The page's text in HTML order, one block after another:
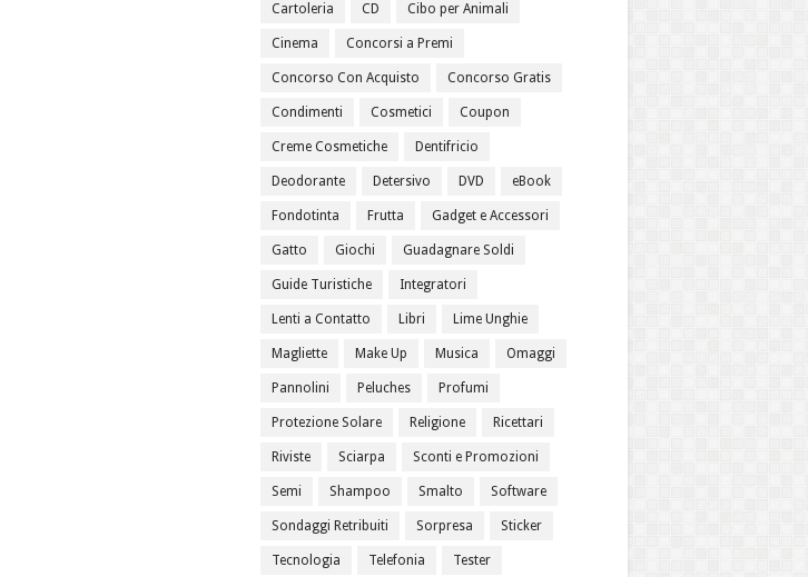
Cartoleria CD Cibo per Animali
Cinema Concorsi a Premi
Concorso Con Acquisto Concorso Gratis
Condimenti Cosmetici Coupon
Creme Cosmetiche Dentifricio
Deodorante Detersivo DVD eBook
Fondotinta Frutta Gadget e Accessori
Gatto Giochi Guadagnare Soldi
Guide Turistiche Integratori
Lenti a Contatto Libri Lime Unghie
Magliette Make Up Musica Omaggi
Pannolini Peluches Profumi
Protezione Solare Religione Ricettari
Riviste Sciarpa Sconti e Promozioni
Semi Shampoo Smalto Software
Sondaggi Retribuiti Sorpresa Sticker
Tecnologia Telefonia Tester